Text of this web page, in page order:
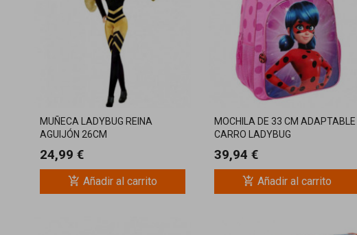
MUÑECA LADYBUG REINA
AGUIJÓN 26CM
24,99 €
add_shopping_cart Añadir al carrito
MOCHILA DE 33 CM ADAPTABLE
CARRO LADYBUG
39,94 €
add_shopping_cart Añadir al carrito